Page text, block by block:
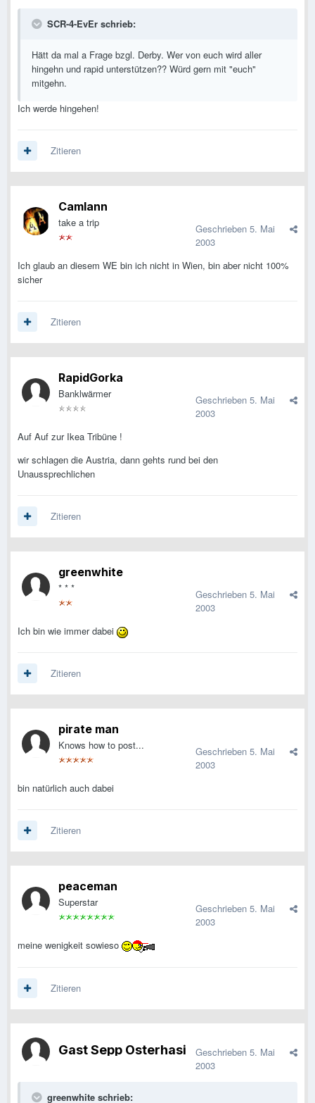
SCR-4-EvEr schrieb:
Hätt da mal a Frage bzgl. Derby. Wer von euch wird aller
hingehn und rapid unterstützen?? Würd gern mit "euch"
mitgehn.
Ich werde hingehen!
Zitieren
Camlann
take a trip Geschrieben 5. Mai
2003
Ich glaub an diesem WE bin ich nicht in Wien, bin aber nicht 100%
sicher
Zitieren
RapidGorka
Banklwärmer Geschrieben 5. Mai
2003
Auf Auf zur Ikea Tribüne !
wir schlagen die Austria, dann gehts rund bei den
Unaussprechlichen
Zitieren
greenwhite
* * * Geschrieben 5. Mai
2003
Ich bin wie immer dabei
Zitieren
pirate man
Knows how to post... Geschrieben 5. Mai
2003
bin natürlich auch dabei
Zitieren
peaceman
Superstar Geschrieben 5. Mai
2003
meine wenigkeit sowieso
Zitieren
Gast Sepp Osterhasi Geschrieben 5. Mai
2003
greenwhite schrieb: